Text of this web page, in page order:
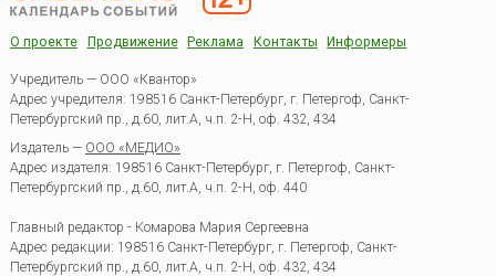
О проекте Продвижение Реклама Контакты Информеры
Учредитель — ООО «Квантор»
Адрес учредителя: 198516 Санкт-Петербург, г. Петергоф, Санкт-
Петербургский пр., д.60, лит.А, ч.п. 2-Н, оф. 432, 434
Издатель — ООО «МЕДИО»
Адрес издателя: 198516 Санкт-Петербург, г. Петергоф, Санкт-
Петербургский пр., д.60, лит.А, ч.п. 2-Н, оф. 440
Главный редактор - Комарова Мария Сергеевна
Адрес редакции: 198516 Санкт-Петербург, г. Петергоф Санкт-
Петербургский пр., д.60, лит.А, ч.п. 2-Н, оф. 432, 434